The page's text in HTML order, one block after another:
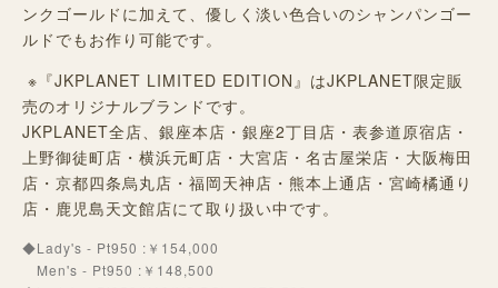
ンクゴールドに加えて、優しく淡い色合いのシャンパンゴー
ルドでもお作り可能です。
※『JKPLANET LIMITED EDITION』はJKPLANET限定販
売のオリジナルブランドです。
JKPLANET全店、 銀座本店・銀座2丁目店・表参道原宿店・
上野御徒町店・横浜元町店・大宮店・名古屋栄店・ 大阪梅田
店・京都四条烏丸店・ 福岡天神店・熊本上通店・宮崎橘通り
店・鹿児島天文館店にて取り扱い中です。
◆Lady's - Pt950 :￥154,000
Men's - Pt950 :￥148,500